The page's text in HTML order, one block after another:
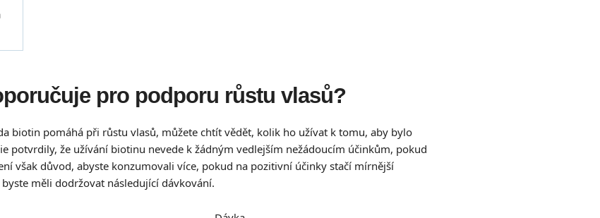
pro podporu růstu vlasů?
biotin pomáhá při růstu vlasů, můžete chtít vědět, kolik ho užívat k tomu, aby bylo
potvrdily, že užívání biotinu nevede k žádným vedlejším nežádoucím účinkům, pokud
však důvod, abyste konzumovali více, pokud na pozitivní účinky stačí mírnější
měli dodržovat následující dávkování.